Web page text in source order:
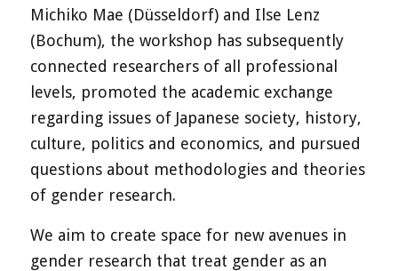
Michiko Mae (Düsseldorf) and Ilse Lenz
(Bochum), the workshop has subsequently
connected researchers of all professional
levels, promoted the academic exchange
regarding issues of Japanese society, history,
culture, politics and economics, and pursued
questions about methodologies and theories
of gender research.
We aim to create space for new avenues in
gender research that treat gender as an